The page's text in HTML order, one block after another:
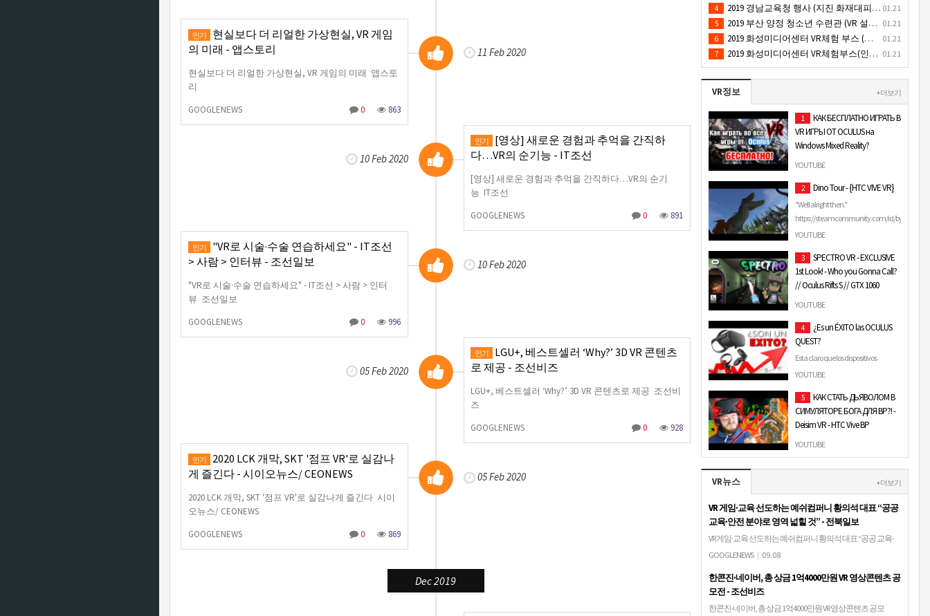
11 Feb 2020
인기 현실보다 더 리얼한 가상현실, VR 게임
의 미래 - 앱스토리
현실보다 더 리얼한 가상현실, VR 게임의 미래 앱스토
리
GOOGLENEWS
0 863
10 Feb 2020
인기
[영상] 새로운 경험과 추억을 간직하
다…VR의 순기능 - IT조선
[영상] 새로운 경험과 추억을 간직하다…VR의 순기
능 IT조선
GOOGLENEWS
0 891
10 Feb 2020
인기 "VR로 시술·수술 연습하세요" - IT조선
> 사람 > 인터뷰 - 조선일보
"VR로 시술·수술 연습하세요" - IT조선 > 사람 > 인터
뷰 조선일보
GOOGLENEWS
0 996
05 Feb 2020
인기
LGU+, 베스트셀러 ‘Why?’ 3D VR 콘텐츠
로 제공 - 조선비즈
LGU+, 베스트셀러 ‘Why?’ 3D VR 콘텐츠로 제공 조선비
즈
GOOGLENEWS
0 928
05 Feb 2020
인기
2020 LCK 개막, SKT '점프 VR'로 실감나
게 즐긴다 - 시이오뉴스/ CEONEWS
2020 LCK 개막, SKT '점프 VR'로 실감나게 즐긴다 시이
오뉴스/ CEONEWS
GOOGLENEWS
0 869
Dec 2019
01.21
4 2019 경남교육청 행사 (지진 화재대피 / VR 체험) _ VR 렌탈대여행사
01.21
5 2019 부산 양정 청소년 수련관 (VR 설치) - VR구축 판매
01.21
6 2019 화성미디어센터 VR체험 부스 (인기 4D 시뮬레이터 체험)- VR렌탈
01.21
7 2019 화성미디어센터 VR체험부스(인기VR체험)-VR렌탈대여
VR정보 + 더보기
1
КАК БЕСПЛАТНО ИГРАТЬ В
VR ИГРЫ ОТ OCULUS на
Windows Mixed Reality?
В этом видео я научу тебя как
из магазина Oculus на шлеме
Windows Mixed Reality!!! Ссылк…
YOUTUBE
2 Dino Tour - {HTC VIVE VR}
"Well alright then."
https://steamcommunity.com/id/byteframe/
YOUTUBE
3
SPECTRO VR - EXCLUSIVE
1st Look! - Who you Gonna Call?
// Oculus Rifts S // GTX 1060
This game is available from Steam
https://steamcommunity.com/app/719520/
My Initial Impressions: Have you ever
fan…
YOUTUBE
4
¿Es un ÉXITO las OCULUS
QUEST?
Esta claro que los dispositivos
Standalone como Oculus Quest
está vendiendo bien? ¿Es…
YOUTUBE
5
КАК СТАТЬ ДЬЯВОЛОМ В
СИМУЛЯТОРЕ БОГА ДЛЯ ВР?! -
Deisim VR - HTC Vive ВР
Это видео не несет в себе цели
оскорбить чувства верующих. Я
просто уничтожаю мир, который
YOUTUBE
VR뉴스 + 더보기
VR 게임·교육 선도하는 예쉬컴퍼니 황의석 대표 “공공
교육·안전 분야로 영역 넓힐 것” - 전북일보
VR 게임·교육 선도하는 예쉬컴퍼니 황의석 대표 “공공 교육·
안전 분야로 영역 넓힐 것” 전북일보가상현실(VR) 게임 산업
든한 버팀목이 됐습니다. 게임뿐 …
GOOGLENEWS | 09.08
한콘진·네이버, 총 상금 1억4000만원 VR 영상콘텐츠 공
모전 - 조선비즈
한콘진·네이버, 총 상금 1억4000만원 VR 영상콘텐츠 공모